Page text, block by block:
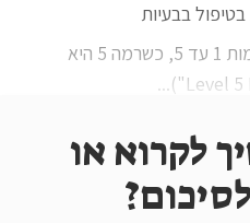
בבעיות
אפשר לדרג כל מנהל בין רמות 1 עד 5, כשרמה 5 היא
לקרוא או